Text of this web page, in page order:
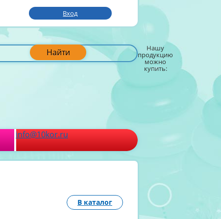
Вход
Найти Нашу
продукцию
можно
купить:
info@10kor.ru
В каталог